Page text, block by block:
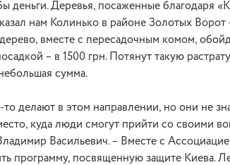
деньги. Деревья, посаженные благодаря
нам Колинько в районе Золотых Ворот
вместе с пересадочным комом,
– в 1500 грн. Потянут такую
сумма.
делают в этом направлении, но они не
куда люди смогут прийти со своими
Васильевич. – Вместе с
программу, посвященную защите Киева.